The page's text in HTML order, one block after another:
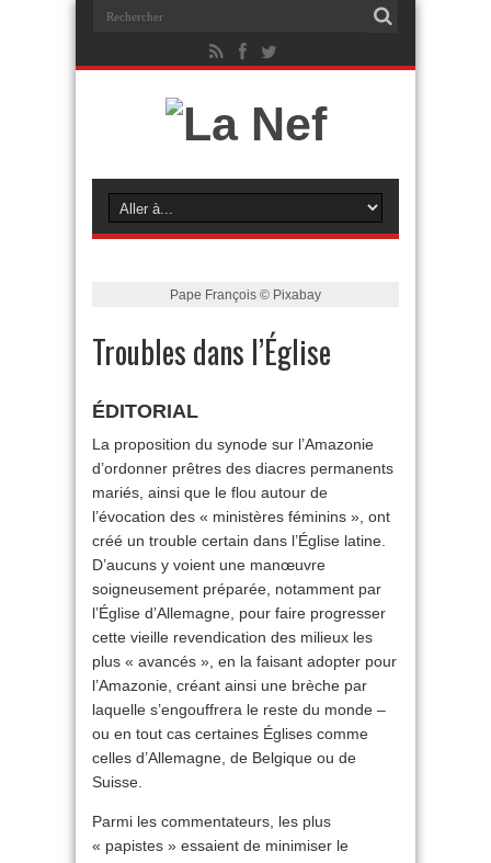
Pape François © Pixabay
Troubles dans l’Église
ÉDITORIAL
La proposition du synode sur l’Amazonie
d’ordonner prêtres des diacres permanents
mariés, ainsi que le flou autour de
l’évocation des « ministères féminins », ont
créé un trouble certain dans l’Église latine.
D’aucuns y voient une manœuvre
soigneusement préparée, notamment par
l’Église d’Allemagne, pour faire progresser
cette vieille revendication des milieux les
plus « avancés », en la faisant adopter pour
l’Amazonie, créant ainsi une brèche par
laquelle s’engouffrera le reste du monde –
ou en tout cas certaines Églises comme
celles d’Allemagne, de Belgique ou de
Suisse.
Parmi les commentateurs, les plus
« papistes » essaient de minimiser le